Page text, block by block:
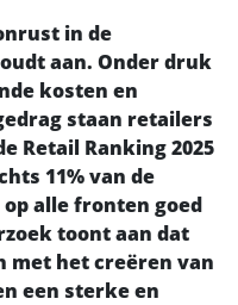
in de
aan. Onder druk
kosten en
staan retailers
Retail Ranking 2025
11% van de
alle fronten goed
toont aan dat
met het creëren van
een sterke en